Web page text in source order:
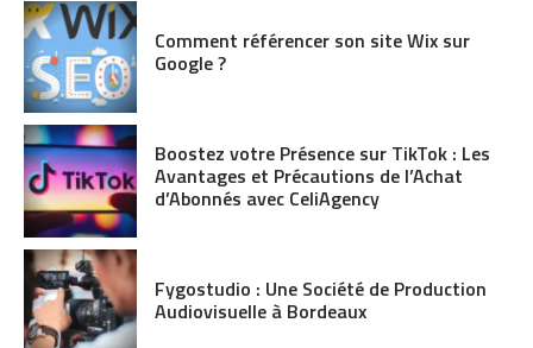
Comment référencer son site Wix sur
Google ?
Boostez votre Présence sur TikTok : Les
Avantages et Précautions de l’Achat
d’Abonnés avec CeliAgency
Fygostudio : Une Société de Production
Audiovisuelle à Bordeaux